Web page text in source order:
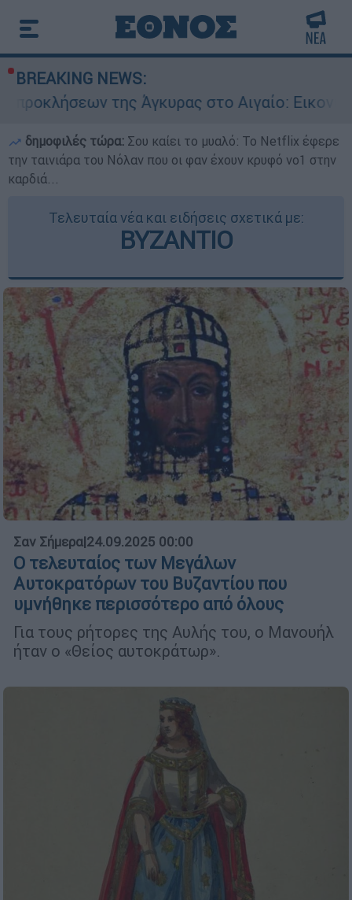
BREAKING NEWS:
Άγκυρας στο Αιγαίο: Εικονική αερομαχία
δημοφιλές τώρα: Σου καίει το μυαλό: Το Netflix έφερε
την ταινιάρα του Νόλαν που οι φαν έχουν κρυφό νο1 στην
καρδιά...
Τελευταία νέα και ειδήσεις σχετικά με:
ΒΥΖΑΝΤΙΟ
Σαν Σήμερα|24.09.2025 00:00
O τελευταίος των Μεγάλων
Αυτοκρατόρων του Βυζαντίου που
υμνήθηκε περισσότερο από όλους
Για τους ρήτορες της Αυλής του, ο Μανουήλ
ήταν ο «Θείος αυτοκράτωρ».